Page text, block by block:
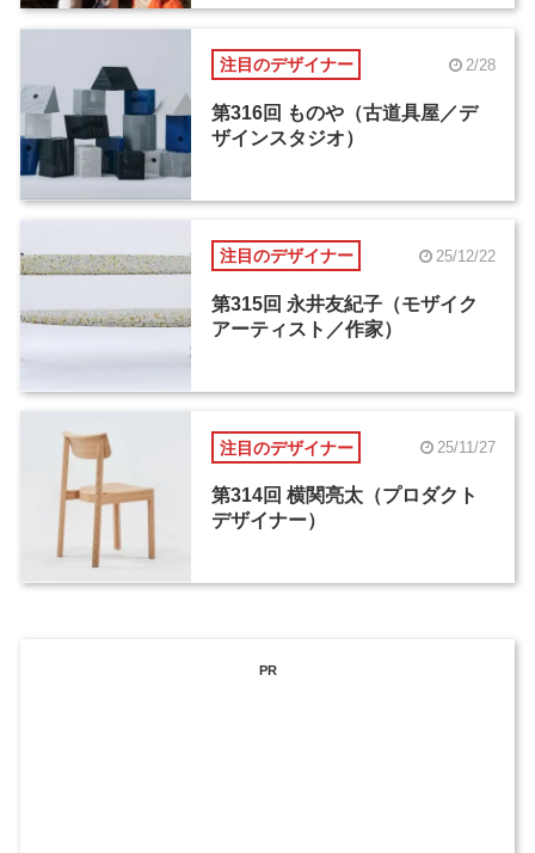
注目のデザイナー 2/28
第316回 ものや（古道具屋／デ
ザインスタジオ）
注目のデザイナー 25/12/22
第315回 永井友紀子（モザイク
アーティスト／作家）
注目のデザイナー 25/11/27
第314回 横関亮太（プロダクト
デザイナー）
PR